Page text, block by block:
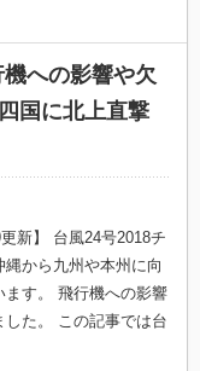
への影響や欠
国に北上直撃
新】 台風24号2018チ
から九州や本州に向
ます。 飛行機への影響
した。 この記事では台